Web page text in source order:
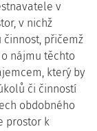
v
v nichž
činnost, přičemž
nájmu těchto
který by
či činností
obdobného
prostor k